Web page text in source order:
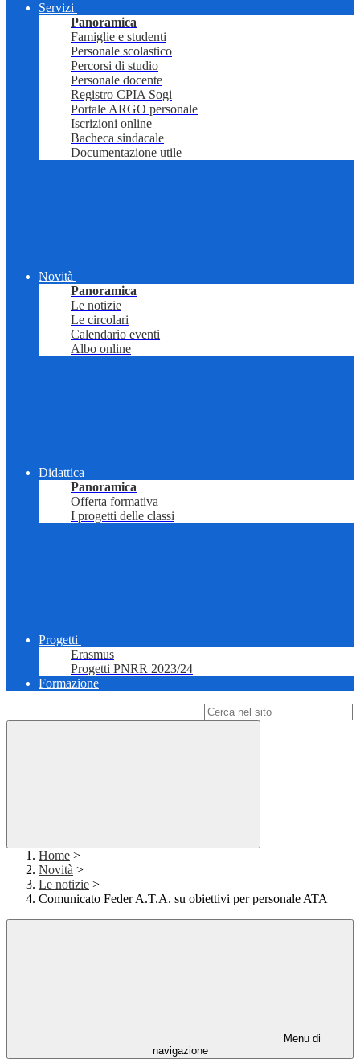
Servizi
Panoramica
Famiglie e studenti
Personale scolastico
Percorsi di studio
Personale docente
Registro CPIA Sogi
Portale ARGO personale
Iscrizioni online
Bacheca sindacale
Documentazione utile
Novità
Panoramica
Le notizie
Le circolari
Calendario eventi
Albo online
Didattica
Panoramica
Offerta formativa
I progetti delle classi
Progetti
Erasmus
Progetti PNRR 2023/24
Formazione
Home >
Novità >
Le notizie >
Comunicato Feder A.T.A. su obiettivi per personale ATA
Menu di
navigazione